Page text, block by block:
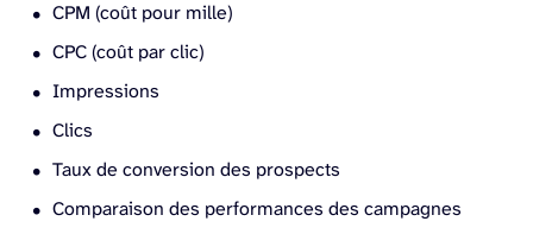
CPM (coût pour mille)
CPC (coût par clic)
Impressions
Clics
Taux de conversion des prospects
Comparaison des performances des campagnes